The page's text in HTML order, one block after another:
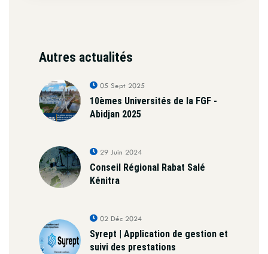
Autres actualités
05 Sept 2025
10èmes Universités de la FGF -
Abidjan 2025
29 Juin 2024
Conseil Régional Rabat Salé
Kénitra
02 Déc 2024
Syrept | Application de gestion et
suivi des prestations